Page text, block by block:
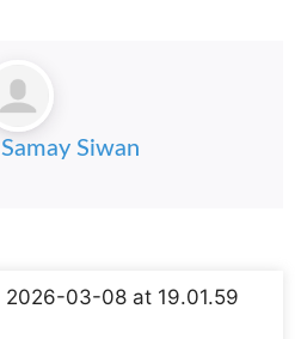
Samay Siwan